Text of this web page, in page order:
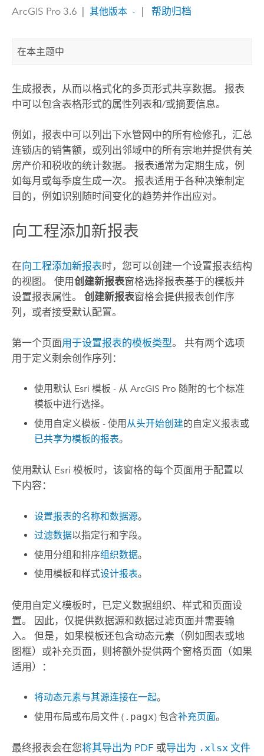
ArcGIS Pro 3.6 其他版本 帮助归档
在本主题中
生成报表，从而以格式化的多页形式共享数据。 报表
中可以包含表格形式的属性列表和/或摘要信息。
例如，报表中可以列出下水管网中的所有检修孔，汇总
连锁店的销售额，或列出邻域中的所有宗地并提供有关
房产价和税收的统计数据。 报表通常为定期生成，例
如每月或每季度生成一次。 报表适用于各种决策制定
目的，例如识别随时间变化的趋势并作出应对。
向工程添加新报表
在向工程添加新报表时，您可以创建一个设置报表结构
的视图。 使用创建新报表窗格选择报表基于的模板并
设置报表属性。 创建新报表窗格会提供报表创作序
列，或者接受默认配置。
第一个页面用于设置报表的模板类型。 共有两个选项
用于定义剩余创作序列：
使用默认 Esri 模板 - 从ArcGIS Pro 随附的七个标准
模板中进行选择。
使用自定义模板 - 使用 从头开始创建的自定义报表或
已共享为模板的报表。
使用默认 Esri 模板时，该窗格的每个页面用于配置以
下内容：
设置报表的名称和数据源。
过滤数据以指定行和字段。
使用分组和排序组织数据。
使用模板和样式设计报表。
使用自定义模板时，已定义数据组织、样式和页面设
置。 因此，仅提供数据源和数据过滤页面并需要输
入。 但是，如果模板还包含动态元素（例如图表或地
图框）或补充页面，则将额外提供两个窗格页面（如果
适用）：
将动态元素与其源连接在一起。
使用布局或布局文件 ( .pagx) 包含补充页面。
最终报表会在您将其导出为 PDF 或导出为 .xlsx文件